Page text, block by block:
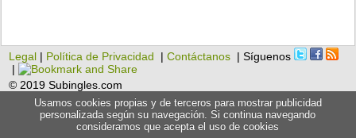
Legal | Política de Privacidad |Contáctanos | Síguenos
|
© 2019 Subingles.com
Usamos cookies propias y de terceros para mostrar publicidad
personalizada según su navegación. Si continua navegando
consideramos que acepta el uso de cookies